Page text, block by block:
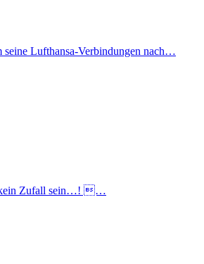
seine Lufthansa-Verbindungen nach…
kein Zufall sein…! …